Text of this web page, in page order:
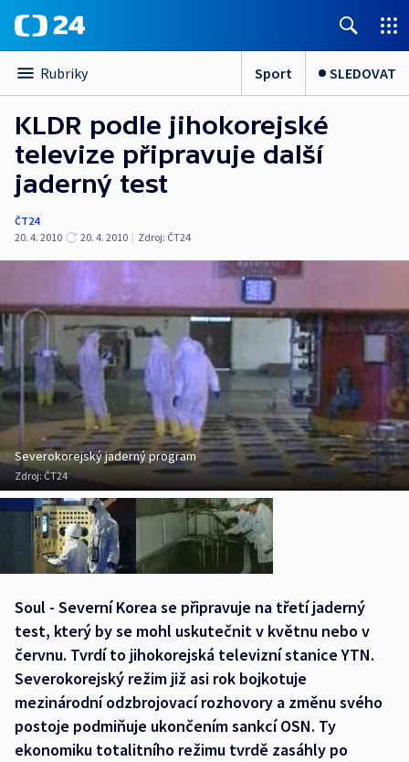
Rubriky Sport SLEDOVAT
KLDR podle jihokorejské
televize připravuje další
jaderný test
ČT24
20. 4. 2010
20. 4. 2010 | Zdroj: ČT24
Severokorejský jaderný program
Zdroj: ČT24
Soul - Severní Korea se připravuje na třetí jaderný
test, který by se mohl uskutečnit v květnu nebo v
červnu. Tvrdí to jihokorejská televizní stanice YTN.
Severokorejský režim již asi rok bojkotuje
mezinárodní odzbrojovací rozhovory a změnu svého
postoje podmiňuje ukončením sankcí OSN. Ty
ekonomiku totalitního režimu tvrdě zasáhly po